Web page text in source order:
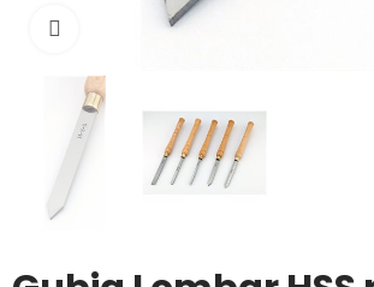
Click to enlarge